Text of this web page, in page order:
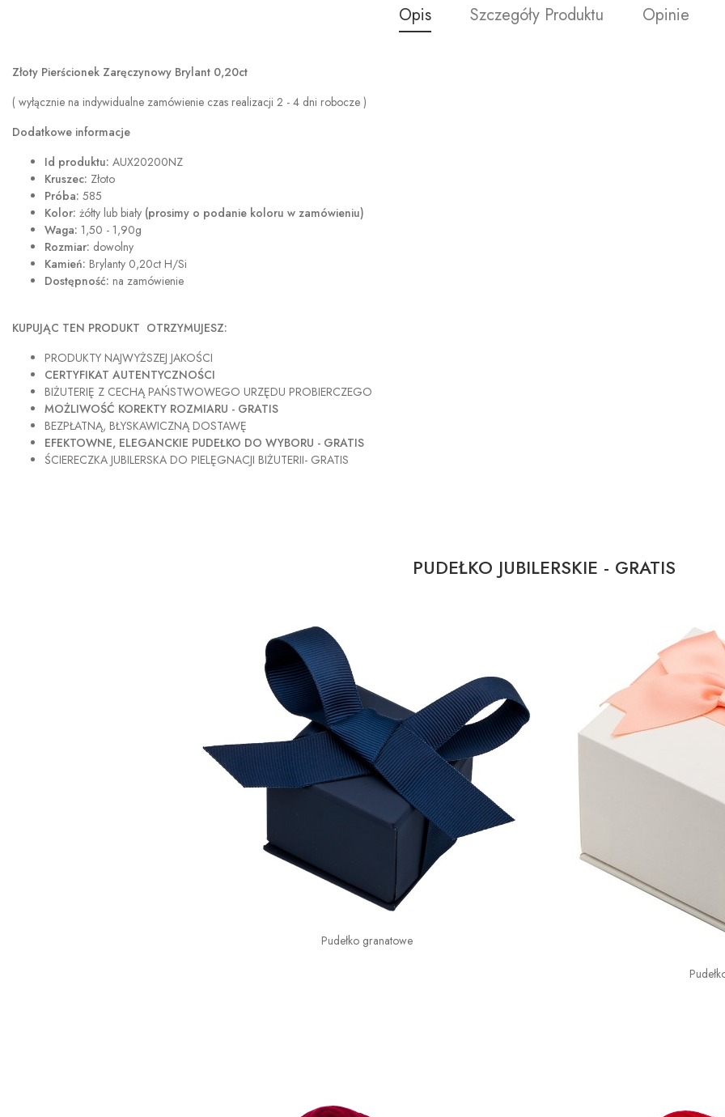
Opis Szczegóły Produktu Opinie
Złoty Pierścionek Zaręczynowy Brylant 0,20ct
( wyłącznie na indywidualne zamówienie czas realizacji 2 - 4 dni robocze )
Dodatkowe informacje
Id produktu: AUX20200NZ
Kruszec: Złoto
Próba: 585
Kolor: żółty lub biały (prosimy o podanie koloru w zamówieniu)
Waga: 1,50 - 1,90g
Rozmiar: dowolny
Kamień: Brylanty 0,20ct H/Si
Dostępność: na zamówienie
KUPUJĄC TEN PRODUKT OTRZYMUJESZ:
PRODUKTY NAJWYŻSZEJ JAKOŚCI
CERTYFIKAT AUTENTYCZNOŚCI
BIŻUTERIĘ Z CECHĄ PAŃSTWOWEGO URZĘDU PROBIERCZEGO
MOŻLIWOŚĆ KOREKTY ROZMIARU - GRATIS
BEZPŁATNĄ, BŁYSKAWICZNĄ DOSTAWĘ
EFEKTOWNE, ELEGANCKIE PUDEŁKO DO WYBORU - GRATIS
ŚCIERECZKA JUBILERSKA DO PIELĘGNACJI BIŻUTERII- GRATIS
PUDEŁKO JUBILERSKIE - GRATIS
Pudełko granatowe